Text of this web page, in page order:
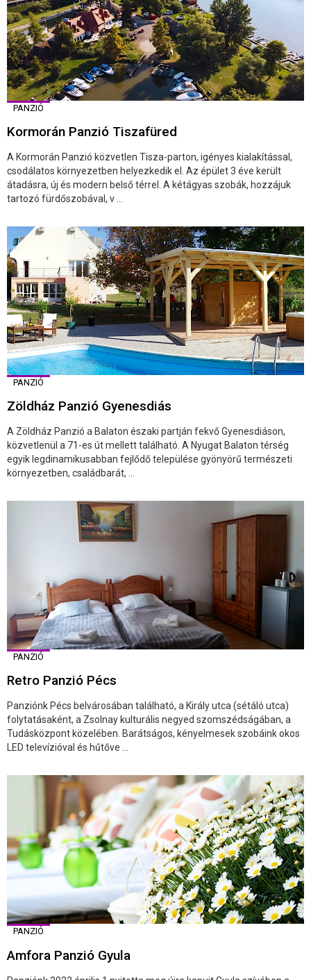
PANZIÓ
Kormorán Panzió Tiszafüred
A Kormorán Panzió közvetlen Tisza-parton, igényes kialakítással,
csodálatos környezetben helyezkedik el. Az épület 3 éve került
átadásra, új és modern belső térrel. A kétágyas szobák, hozzájuk
tartozó fürdőszobával, v ...
PANZIÓ
Zöldház Panzió Gyenesdiás
A Zöldház Panzió a Balaton északi partján fekvő Gyenesdiáson,
közvetlenül a 71-es út mellett található. A Nyugat Balaton térség
egyik legdinamikusabban fejlődő települése gyönyörű természeti
környezetben, családbarát, ...
PANZIÓ
Retro Panzió Pécs
Panziónk Pécs belvárosában található, a Király utca (sétáló utca)
folytatásaként, a Zsolnay kulturális negyed szomszédságában, a
Tudásközpont közelében. Barátságos, kényelmesek szobáink okos
LED televízióval és hűtőve ...
PANZIÓ
Amfora Panzió Gyula